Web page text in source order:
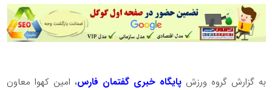
به گزارش گروه ورزش پایگاه خبری گفتمان فارس، امین کهوا معاون